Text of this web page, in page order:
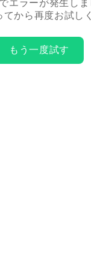
エラーが発生しま
てから再度お試し
もう一度試す